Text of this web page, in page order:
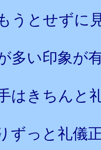
うとせずに
多い印象が
はきちんと
ずっと礼儀